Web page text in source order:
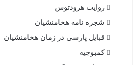
مستندات : گیاهان معجزه گر اثر دکتر
تقویت کننده ی معده
روایت هرودتوس
شجره نامه هخامنشیان
قبایل پارسی در زمان هخامنشیان
کمبوجیه